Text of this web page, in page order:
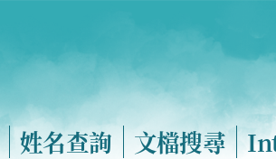
姓名查詢 文檔搜尋